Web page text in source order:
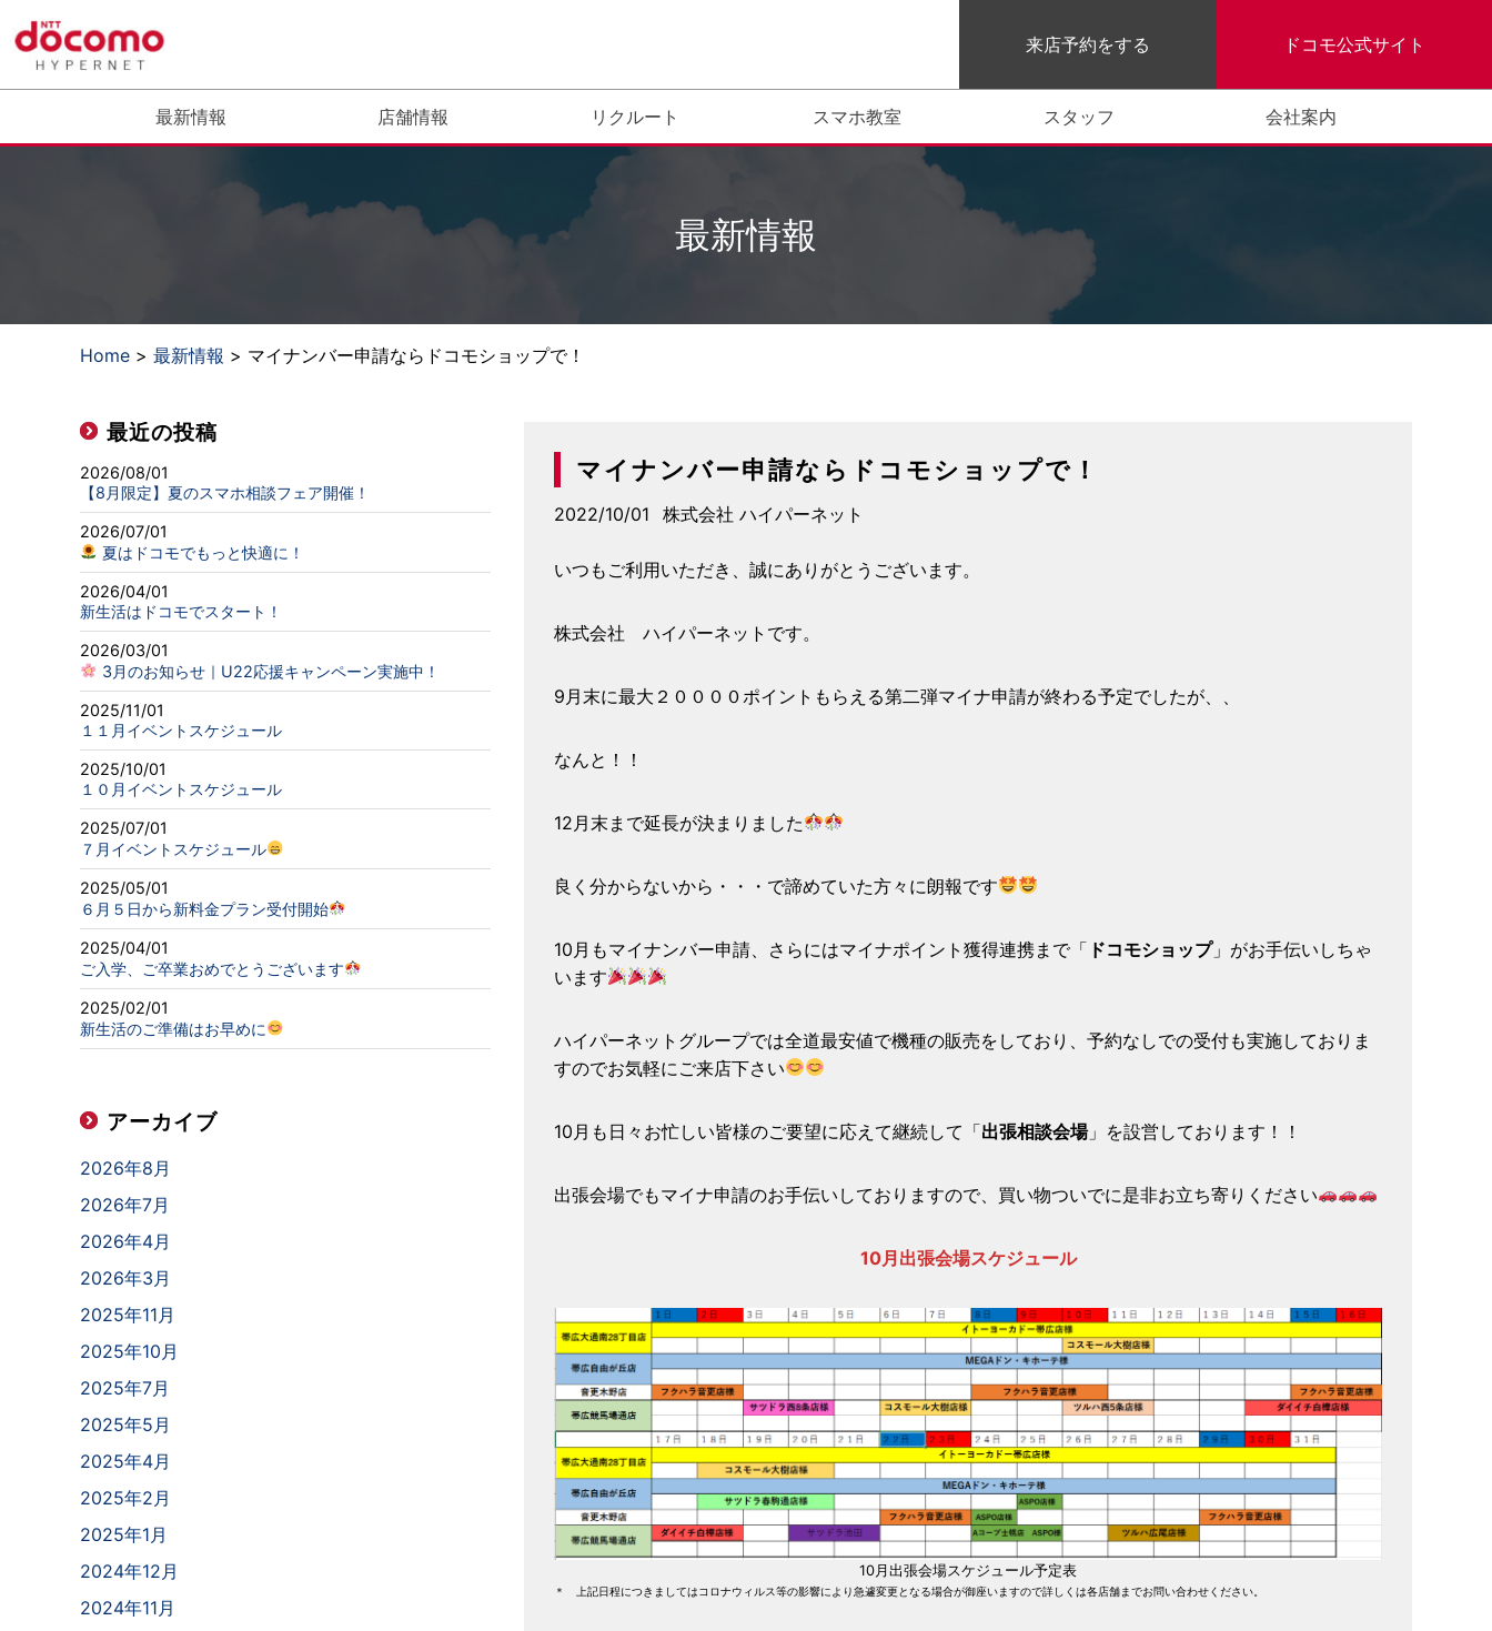
来店予約をする ドコモ公式サイト
最新情報 店舗情報 リクルート スマホ教室 スタッフ 会社案内
最新情報
Home > 最新情報 > マイナンバー申請ならドコモショップで！
マイナンバー申請ならドコモショップで！
2022/10/01 株式会社 ハイパーネット
いつもご利用いただき、誠にありがとうございます。
株式会社 ハイパーネットです。
9月末に最大２００００ポイントもらえる第二弾マイナ申請が終わる予定でしたが、、
なんと！！
12月末まで延長が決まりました
良く分からないから・・・で諦めていた方々に朗報です
10月もマイナンバー申請、さらにはマイナポイント獲得連携まで「 ドコモショップ」がお手伝いしちゃ
います
ハイパーネットグループでは全道最安値で機種の販売をしており、予約なしでの受付も実施しておりま
すのでお気軽にご来店下さい
10月も日々お忙しい皆様のご要望に応えて継続して「出張相談会場」を設営しております！！
出張会場でもマイナ申請のお手伝いしておりますので、買い物ついでに是非お立ち寄りください
10月出張会場スケジュール
10月出張会場スケジュール予定表
＊ 上記日程につきましてはコロナウィルス等の影響により急遽変更となる場合が御座いますので詳しくは各店舗までお問い合わせください。
最近の投稿
2026/08/01
【8月限定】夏のスマホ相談フェア開催！
2026/07/01
夏はドコモでもっと快適に！
2026/04/01
新生活はドコモでスタート！
2026/03/01
3月のお知らせ｜U22応援キャンペーン実施中！
2025/11/01
１１月イベントスケジュール
2025/10/01
１０月イベントスケジュール
2025/07/01
７月イベントスケジュール
2025/05/01
６月５日から新料金プラン受付開始
2025/04/01
ご入学、ご卒業おめでとうございます
2025/02/01
新生活のご準備はお早めに
アーカイブ
2026年8月
2026年7月
2026年4月
2026年3月
2025年11月
2025年10月
2025年7月
2025年5月
2025年4月
2025年2月
2025年1月
2024年12月
2024年11月